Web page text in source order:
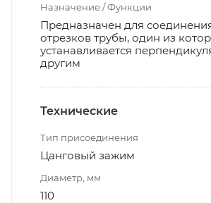
Назначение / Функции
Предназначен для
отрезков трубы, один из
устанавливается
другим
Технические
Тип присоединения
Цанговый зажим
Диаметр, мм
110